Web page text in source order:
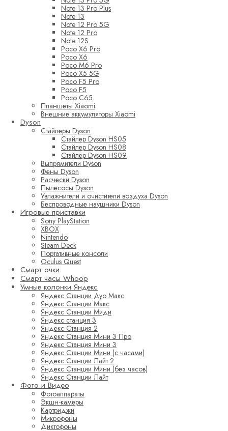
Note 13 Pro Plus
Note 13
Note 12 Pro 5G
Note 12 Pro
Note 12S
Poco X6 Pro
Poco X6
Poco M6 Pro
Poco X5 5G
Poco F5 Pro
Poco F5
Poco C65
Планшеты Xiaomi
Внешние аккумуляторы Xiaomi
Dyson
Стайлеры Dyson
Стайлер Dyson HS05
Стайлер Dyson HS08
Стайлер Dyson HS09
Выпрямители Dyson
Фены Dyson
Расчески Dyson
Пылесосы Dyson
Увлажнители и очистители воздуха Dyson
Беспроводные наушники Dyson
Игровые приставки
Sony PlayStation
XBOX
Nintendo
Steam Deck
Портативные консоли
Oculus Quest
Смарт очки
Смарт часы Whoop
Умные колонки Яндекс
Яндекс Станции Дуо Макс
Яндекс Станции Макс
Яндекс Станции Миди
Яндекс станция 3
Яндекс Станция 2
Яндекс Станция Мини 3 Про
Яндекс Станция Мини 3
Яндекс Станции Мини (с часами)
Яндекс Станции Лайт 2
Яндекс Станции Мини (без часов)
Яндекс Станции Лайт
Фото и Видео
Фотоаппараты
Экшн-камеры
Картриджи
Микрофоны
Диктофоны